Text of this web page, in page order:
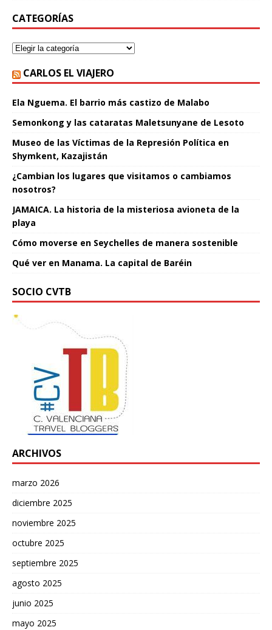
CATEGORÍAS
CARLOS EL VIAJERO
Ela Nguema. El barrio más castizo de Malabo
Semonkong y las cataratas Maletsunyane de Lesoto
Museo de las Víctimas de la Represión Política en
Shymkent, Kazajistán
¿Cambian los lugares que visitamos o cambiamos
nosotros?
JAMAICA. La historia de la misteriosa avioneta de la
playa
Cómo moverse en Seychelles de manera sostenible
Qué ver en Manama. La capital de Baréin
SOCIO CVTB
ARCHIVOS
marzo 2026
diciembre 2025
noviembre 2025
octubre 2025
septiembre 2025
agosto 2025
junio 2025
mayo 2025